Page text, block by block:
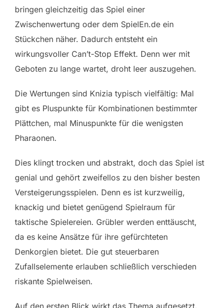
bringen gleichzeitig das Spiel einer
Zwischenwertung oder dem SpielEn.de ein
Stückchen näher. Dadurch entsteht ein
wirkungsvoller Can’t-Stop Effekt. Denn wer mit
Geboten zu lange wartet, droht leer auszugehen.
Die Wertungen sind Knizia typisch vielfältig: Mal
gibt es Pluspunkte für Kombinationen bestimmter
Plättchen, mal Minuspunkte für die wenigsten
Pharaonen.
Dies klingt trocken und abstrakt, doch das Spiel ist
genial und gehört zweifellos zu den bisher besten
Versteigerungsspielen. Denn es ist kurzweilig,
knackig und bietet genügend Spielraum für
taktische Spielereien. Grübler werden enttäuscht,
da es keine Ansätze für ihre gefürchteten
Denkorgien bietet. Die gut steuerbaren
Zufallselemente erlauben schließlich verschieden
riskante Spielweisen.
Auf den ersten Blick wirkt das Thema aufgesetzt.